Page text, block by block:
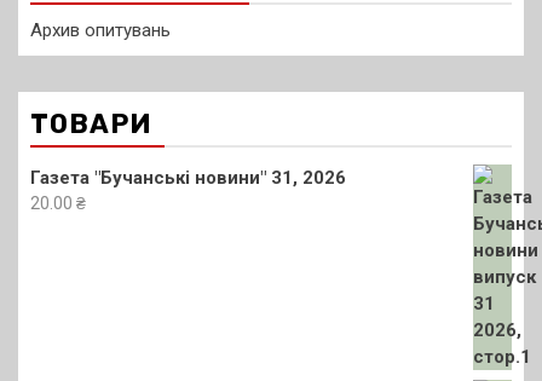
Архив опитувань
ТОВАРИ
Газета "Бучанські новини" 31, 2026
20.00 ₴